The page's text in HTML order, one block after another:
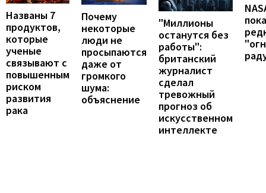
Названы 7
продуктов,
которые
ученые
связывают с
повышенным
риском
развития
рака
Почему
некоторые
люди не
просыпаются
даже от
громкого
шума:
объяснение
"Миллионы
останутся без
работы":
британский
журналист
сделал
тревожный
прогноз об
искусственном
интеллекте